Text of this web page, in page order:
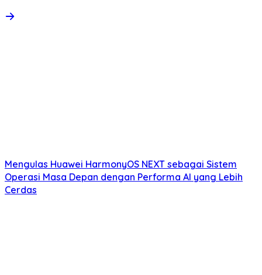
Mengulas Huawei HarmonyOS NEXT sebagai Sistem
Operasi Masa Depan dengan Performa AI yang Lebih
Cerdas